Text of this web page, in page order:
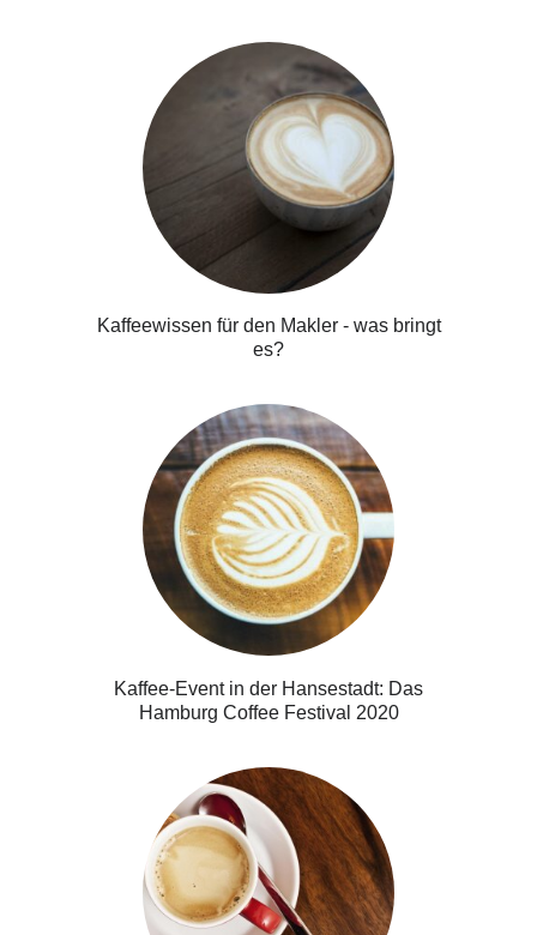
Kaffeewissen für den Makler - was bringt
es?
Kaffee-Event in der Hansestadt: Das
Hamburg Coffee Festival 2020